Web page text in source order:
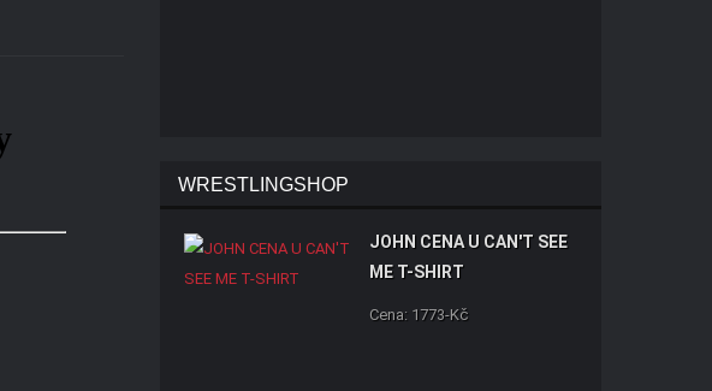
WRESTLINGSHOP
JOHN CENA U CAN'T SEE
ME T-SHIRT
Cena: 1773-Kč